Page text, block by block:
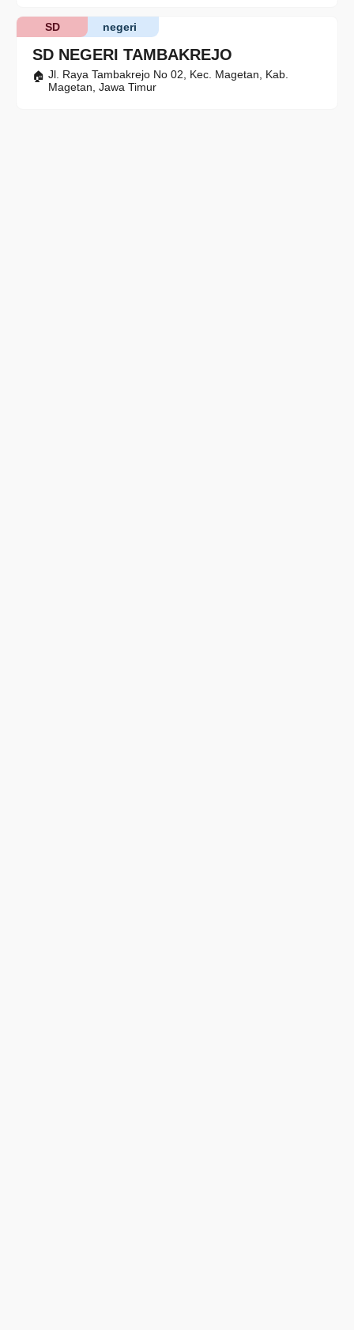
SD NEGERI TAMBAKREJO
negeri
SD
Jl. Raya Tambakrejo No 02, Kec. Magetan, Kab.
Magetan, Jawa Timur